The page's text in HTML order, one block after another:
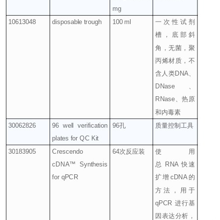
mg
10613048 disposable trough 100 ml 一次性试剂
槽，底部斜
角，无菌，聚
丙烯材质，不
含人类DNA
DNase
RNase、热原
和内毒素
30062826 96 well verification
plates for QC Kit
96孔 质量控制工具
30183905 Crescendo
cDNA™ Synthesis
for qPCR
64次反应装 使用
总 RNA快速
扩增 cDNA的
方法，用于
qPCR 进行基
因表达分析，